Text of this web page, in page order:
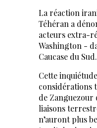
La réaction
Téhéran a
acteurs extra-
Washington -
Caucase du Sud.
Cette
considérations
de
liaisons
n’auront plus